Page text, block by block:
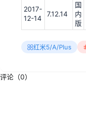
2017-
12-14
7.12.14
国
内
版
红米5/A/Plus
评论（0）